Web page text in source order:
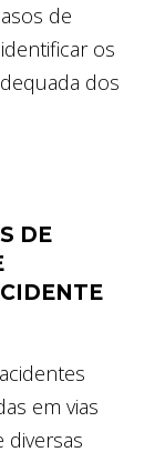
de
os
dos
DE
em vias